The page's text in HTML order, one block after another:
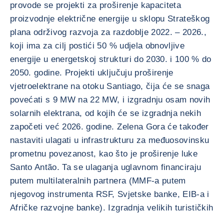
provode se projekti za proširenje kapaciteta
proizvodnje električne energije u sklopu Strateškog
plana održivog razvoja za razdoblje 2022. – 2026.,
koji ima za cilj postići 50 % udjela obnovljive
energije u energetskoj strukturi do 2030. i 100 % do
2050. godine. Projekti uključuju proširenje
vjetroelektrane na otoku Santiago, čija će se snaga
povećati s 9 MW na 22 MW, i izgradnju osam novih
solarnih elektrana, od kojih će se izgradnja nekih
započeti već 2026. godine. Zelena Gora će također
nastaviti ulagati u infrastrukturu za međuosovinsku
prometnu povezanost, kao što je proširenje luke
Santo Antão. Ta se ulaganja uglavnom financiraju
putem multilateralnih partnera (MMF-a putem
njegovog instrumenta RSF, Svjetske banke, EIB-a i
Afričke razvojne banke). Izgradnja velikih turističkih